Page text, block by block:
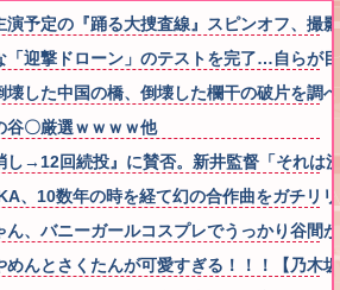
演予定の『踊る大捜査線』スピンオフ、撮
「迎撃ドローン」のテストを完了…自らが
壊した中国の橋、倒壊した欄干の破片を
谷〇厳選ｗｗｗｗ他
し→12回続投』に賛否。新井監督「それは
、10数年の時を経て幻の合作曲をガチリ
ん、バニーガールコスプレでうっかり谷間
めんとさくたんが可愛すぎる！！！【乃木